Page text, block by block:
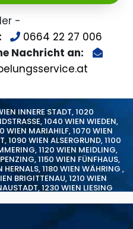
-
0664 22 27 006
Nachricht an:
INNERE STADT,1020
,1040 WIEN WIEDEN,
WIEN MARIAHILF,1070 WIEN
,1090 WIEN ALSERGRUND,1100
,1120 WIEN MEIDLING,
,1150 WIEN FÜNFHAUS,
HERNALS,1180 WIEN WÄHRING ,
BRIGITTENAU,1210 WIEN
,1230 WIEN LIESING